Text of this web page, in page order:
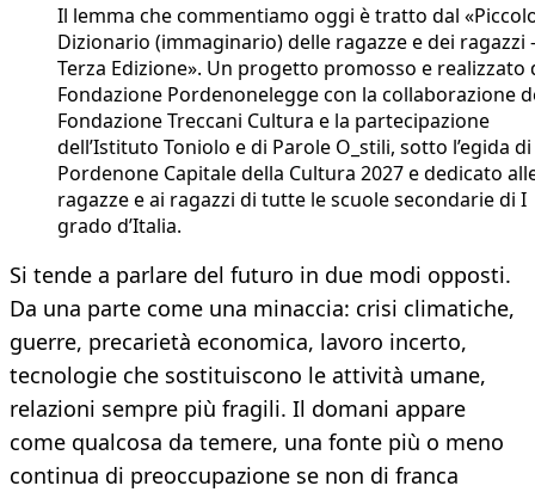
Il lemma che commentiamo oggi è tratto dal
Dizionario (immaginario) delle ragazze e dei ragazzi
Terza Edizione». Un progetto promosso e realizzato
Fondazione Pordenonelegge con la collaborazione
Fondazione Treccani Cultura e la partecipazione
dell’Istituto Toniolo e di Parole O_stili, sotto l’egida di
Pordenone Capitale della Cultura 2027 e dedicato
ragazze e ai ragazzi di tutte le scuole secondarie di I
grado d’Italia.
Si tende a parlare del futuro in due modi opposti.
Da una parte come una minaccia: crisi climatiche,
guerre, precarietà economica, lavoro incerto,
tecnologie che sostituiscono le attività umane,
relazioni sempre più fragili. Il domani appare
come qualcosa da temere, una fonte più o meno
continua di preoccupazione se non di franca